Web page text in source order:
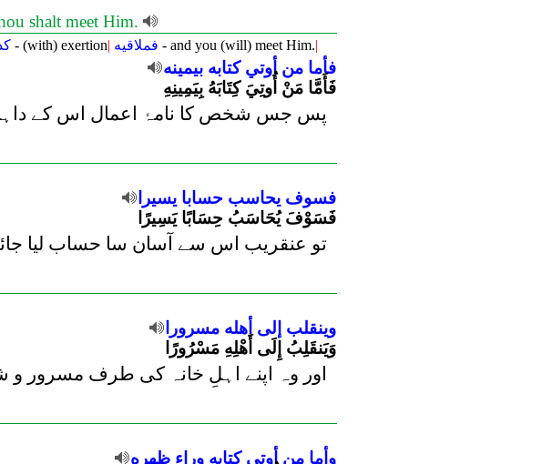
shalt meet Him.
- (with) exertion| فملاقيه - and you (will) meet Him.|
فأما من أوتي كتابه بيمينه
فَأَمَّا مَنْ أُوتِيَ كِتَابَهُ بِيَمِينِهِ
پس جس شخص کا نامۂ اعمال اس کے داہنے
فسوف يحاسب حسابا يسيرا
فَسَوْفَ يُحَاسَبُ حِسَابًا يَسِيرًا
تو عنقریب اس سے آسان سا حساب لیا
وينقلب إلى أهله مسرورا
وَيَنقَلِبُ إِلَى أَهْلِهِ مَسْرُورًا
اور وہ اپنے اہلِ خانہ کی طرف مسرور و
وأما من أوتي كتابه وراء ظهره